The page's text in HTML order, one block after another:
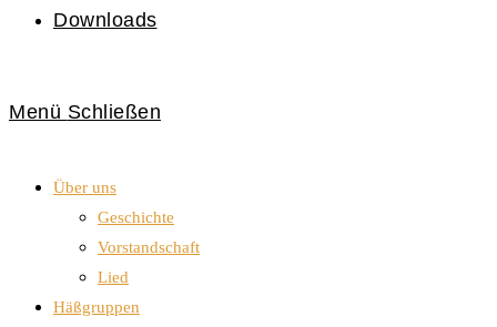
Downloads
Menü Schließen
Über uns
Geschichte
Vorstandschaft
Lied
Häßgruppen